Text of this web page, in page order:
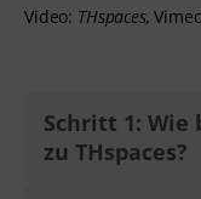
Video: THspaces,
Schritt 1: Wie
zu THspaces?